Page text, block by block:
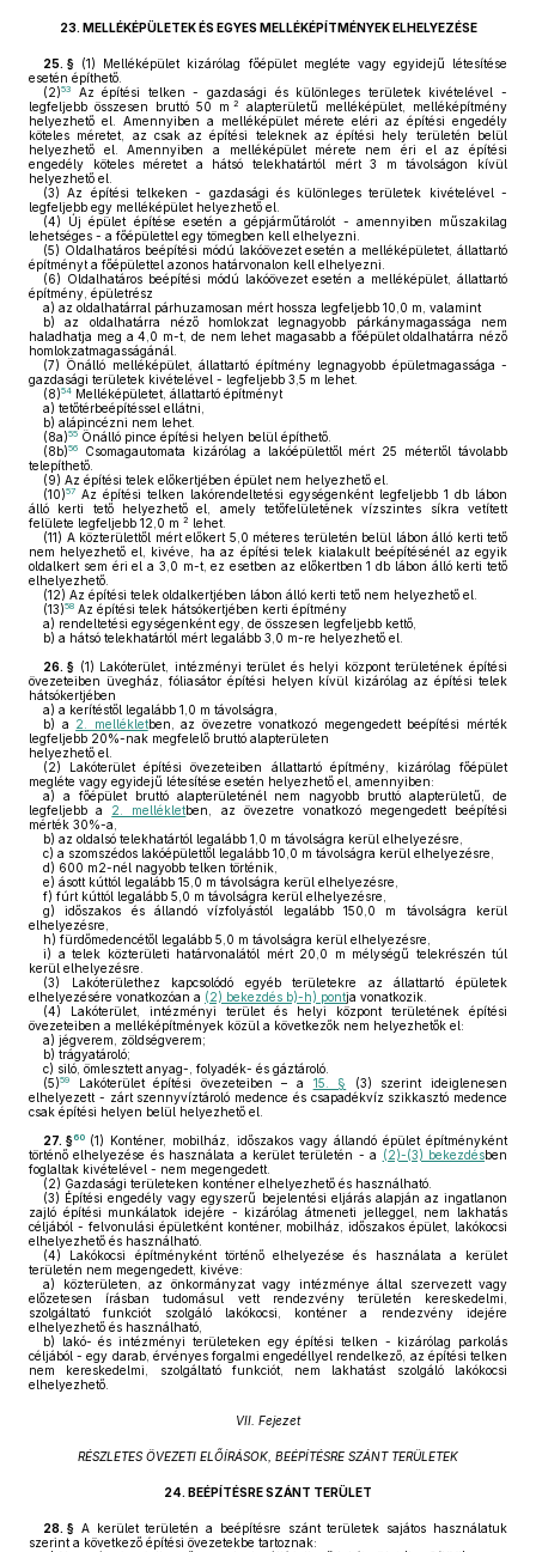
23. MELLÉKÉPÜLETEK ÉS EGYES MELLÉKÉPÍTMÉNYEK ELHELYEZÉSE
25. § (1) Melléképület kizárólag főépület megléte vagy egyidejű létesítése
esetén építhető.
(2)53
Az építési telken - gazdasági és különleges területek kivételével -
legfeljebb összesen bruttó 50 m 2
alapterületű melléképület, melléképítmény
helyezhető el. Amennyiben a melléképület mérete eléri az építési engedély
köteles méretet, az csak az építési teleknek az építési hely területén belül
helyezhető el. Amennyiben a melléképület mérete nem éri el az építési
engedély köteles méretet a hátsó telekhatártól mért 3 m távolságon kívül
helyezhető el.
(3) Az építési telkeken - gazdasági és különleges területek kivételével -
legfeljebb egy melléképület helyezhető el.
(4) Új épület építése esetén a gépjárműtárolót - amennyiben műszakilag
lehetséges - a főépülettel egy tömegben kell elhelyezni.
(5) Oldalhatáros beépítési módú lakóövezet esetén a melléképületet, állattartó
építményt a főépülettel azonos határvonalon kell elhelyezni.
(6) Oldalhatáros beépítési módú lakóövezet esetén a melléképület, állattartó
építmény, épületrész
a) az oldalhatárral párhuzamosan mért hossza legfeljebb 10,0 m, valamint
b) az oldalhatárra néző homlokzat legnagyobb párkánymagassága nem
haladhatja meg a 4,0 m-t, de nem lehet magasabb a főépület oldalhatárra néző
homlokzatmagasságánál.
(7) Önálló melléképület, állattartó építmény legnagyobb épületmagassága -
gazdasági területek kivételével - legfeljebb 3,5 m lehet.
(8)54 Melléképületet, állattartó építményt
a) tetőtérbeépítéssel ellátni,
b) alápincézni nem lehet.
(8a)55 Önálló pince építési helyen belül építhető.
(8b)56
Csomagautomata kizárólag a lakóépülettől mért 25 métertől távolabb
telepíthető.
(9) Az építési telek előkertjében épület nem helyezhető el.
(10)57 Az építési telken lakórendeltetési egységenként legfeljebb 1 db lábon
álló kerti tető helyezhető el, amely tetőfelületének vízszintes síkra vetített
felülete legfeljebb 12,0 m 2 lehet.
(11) A közterülettől mért előkert 5,0 méteres területén belül lábon álló kerti tető
nem helyezhető el, kivéve, ha az építési telek kialakult beépítésénél az egyik
oldalkert sem éri el a 3,0 m-t, ez esetben az előkertben 1 db lábon álló kerti tető
elhelyezhető.
(12) Az építési telek oldalkertjében lábon álló kerti tető nem helyezhető el.
(13)58 Az építési telek hátsókertjében kerti építmény
a) rendeltetési egységenként egy, de összesen legfeljebb kettő,
b) a hátsó telekhatártól mért legalább 3,0 m-re helyezhető el.
26. § (1) Lakóterület, intézményi terület és helyi központ területének építési
övezeteiben üvegház, fóliasátor építési helyen kívül kizárólag az építési telek
hátsókertjében
a) a kerítéstől legalább 1,0 m távolságra,
b) a 2. mellékletben, az övezetre vonatkozó megengedett beépítési mérték
legfeljebb 20%-nak megfelelő bruttó alapterületen
helyezhető el.
(2) Lakóterület építési övezeteiben állattartó építmény, kizárólag főépület
megléte vagy egyidejű létesítése esetén helyezhető el, amennyiben:
a) a főépület bruttó alapterületénél nem nagyobb bruttó alapterületű, de
legfeljebb a 2. mellékletben, az övezetre vonatkozó megengedett beépítési
mérték 30%-a,
b) az oldalsó telekhatártól legalább 1,0 m távolságra kerül elhelyezésre,
c) a szomszédos lakóépülettől legalább 10,0 m távolságra kerül elhelyezésre,
d) 600 m2-nél nagyobb telken történik,
e) ásott kúttól legalább 15,0 m távolságra kerül elhelyezésre,
f) fúrt kúttól legalább 5,0 m távolságra kerül elhelyezésre,
g) időszakos és állandó vízfolyástól legalább 150,0 m távolságra kerül
elhelyezésre,
h) fürdőmedencétől legalább 5,0 m távolságra kerül elhelyezésre,
i) a telek közterületi határvonalától mért 20,0 m mélységű telekrészén túl
kerül elhelyezésre.
(3) Lakóterülethez kapcsolódó egyéb területekre az állattartó épületek
elhelyezésére vonatkozóan a (2) bekezdés b)-h) pontja vonatkozik.
(4) Lakóterület, intézményi terület és helyi központ területének építési
övezeteiben a melléképítmények közül a következők nem helyezhetők el:
a) jégverem, zöldségverem;
b) trágyatároló;
c) siló, ömlesztett anyag-, folyadék- és gáztároló.
(5)59 Lakóterület építési övezeteiben – a 15. §
(3) szerint ideiglenesen
elhelyezett - zárt szennyvíztároló medence és csapadékvíz szikkasztó medence
csak építési helyen belül helyezhető el.
27. §60 (1) Konténer, mobilház, időszakos vagy állandó épület építményként
történő elhelyezése és használata a kerület területén - a (2)-(3) bekezdésben
foglaltak kivételével - nem megengedett.
(2) Gazdasági területeken konténer elhelyezhető és használható.
(3) Építési engedély vagy egyszerű bejelentési eljárás alapján az ingatlanon
zajló építési munkálatok idejére - kizárólag átmeneti jelleggel, nem lakhatás
céljából - felvonulási épületként konténer, mobilház, időszakos épület, lakókocsi
elhelyezhető és használható.
(4) Lakókocsi építményként történő elhelyezése és használata a kerület
területén nem megengedett, kivéve:
a) közterületen, az önkormányzat vagy intézménye által szervezett vagy
előzetesen írásban tudomásul vett rendezvény területén kereskedelmi,
szolgáltató funkciót szolgáló lakókocsi, konténer a rendezvény idejére
elhelyezhető és használható,
b) lakó- és intézményi területeken egy építési telken - kizárólag parkolás
céljából - egy darab, érvényes forgalmi engedéllyel rendelkező, az építési telken
nem kereskedelmi, szolgáltató funkciót, nem lakhatást szolgáló lakókocsi
elhelyezhető.
VII. Fejezet
RÉSZLETES ÖVEZETI ELŐÍRÁSOK, BEÉPÍTÉSRE SZÁNT TERÜLETEK
24. BEÉPÍTÉSRE SZÁNT TERÜLET
28. § A kerület területén a beépítésre szánt területek sajátos használatuk
szerint a következő építési övezetekbe tartoznak: